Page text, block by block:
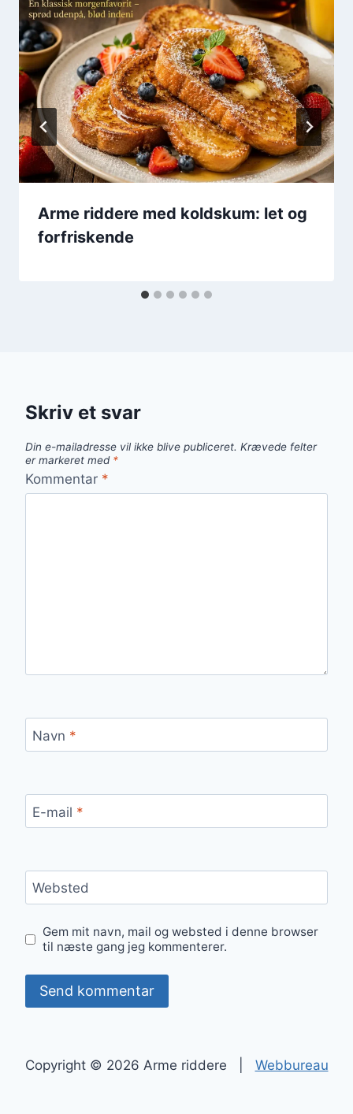
Arme riddere med koldskum: let og
forfriskende
Skriv et svar
Din e-mailadresse vil ikke blive publiceret. Krævede felter
er markeret med *
Kommentar *
Navn *
E-mail *
Websted
Gem mit navn, mail og websted i denne browser
til næste gang jeg kommenterer.
Copyright © 2026 Arme riddere | Webbureau